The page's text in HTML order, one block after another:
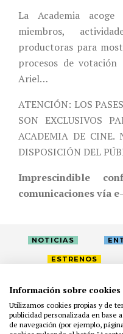
La Academia
miembros,
productoras para
procesos de votación
Ariel…
ATENCIÓN: LOS
SON EXCLUSIVOS
ACADEMIA DE CINE.
DISPOSICIÓN DEL
Imprescindible
comunicaciones vía
NOTICIAS
ESTRENOS
PRENSA
Información sobre cookies
Utilizamos cookies propias y de
publicidad personalizada en base
de navegación (por ejemplo,